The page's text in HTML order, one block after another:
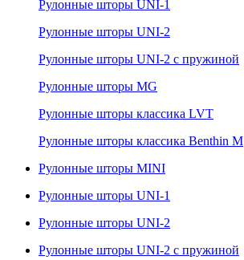
Рулонные шторы UNI-1
Рулонные шторы UNI-2
Рулонные шторы UNI-2 с пружиной
Рулонные шторы MG
Рулонные шторы классика LVT
Рулонные шторы классика Benthin M
Рулонные шторы MINI
Рулонные шторы UNI-1
Рулонные шторы UNI-2
Рулонные шторы UNI-2 с пружиной